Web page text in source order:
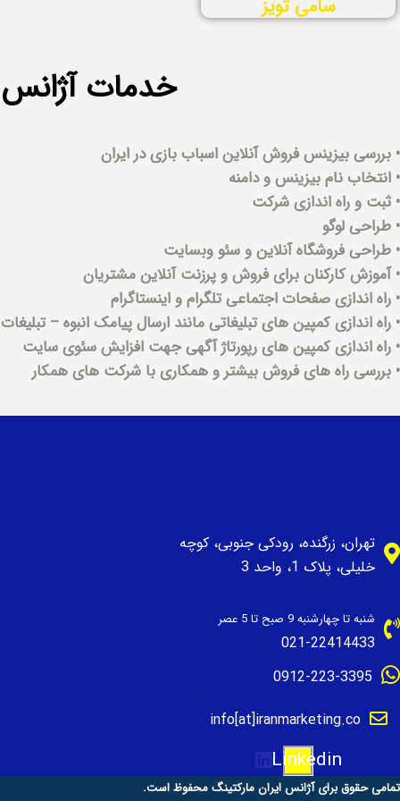
سامی تویز
خدمات آژانس
• بررسی بیزینس فروش آنلاین اسباب بازی در ایران
• انتخاب نام بیزینس و دامنه
• ثبت و راه اندازی شرکت
• طراحی لوگو
• طراحی فروشگاه آنلاین و سئو وبسایت
• آموزش کارکنان برای فروش و پرزنت آنلاین مشتریان
• راه اندازی صفحات اجتماعی تلگرام و اینستاگرام
• راه اندازی کمپین های تبلیغاتی مانند ارسال پیامک انبوه –
• راه اندازی کمپین های رپورتاژ آگهی جهت افزایش سئوی سایت
• بررسی راه های فروش بیشتر و همکاری با شرکت های همکار
تهران، زرگنده، رودکی جنوبی، کوچه
خلیلی، پلاک 1، واحد 3
شنبه تا چهارشنبه 9 صبح تا 5 عصر
021-22414433
0912-223-3395
info[at]iranmarketing.co
Linkedin
تمامی حقوق برای آژانس ایران مارکتینگ محفوظ است.